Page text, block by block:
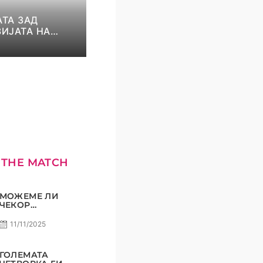
ЗАД
НА
И НИКОЛОВ!
С5Е8
MATCH
МОЖЕМЕ ЛИ
ЧЕКОР
11/11/2025
ГОЛЕМАТА